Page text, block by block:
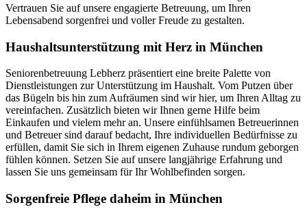
Vertrauen Sie auf unsere engagierte Betreuung, um Ihren
Lebensabend sorgenfrei und voller Freude zu gestalten.
Haushalts­unterstützung mit Herz in München
Seniorenbetreuung Lebherz präsentiert eine breite Palette von
Dienstleistungen zur Unterstützung im Haushalt. Vom Putzen über
das Bügeln bis hin zum Aufräumen sind wir hier, um Ihren Alltag zu
vereinfachen. Zusätzlich bieten wir Ihnen gerne Hilfe beim
Einkaufen und vielem mehr an. Unsere einfühlsamen Betreuerinnen
und Betreuer sind darauf bedacht, Ihre individuellen Bedürfnisse zu
erfüllen, damit Sie sich in Ihrem eigenen Zuhause rundum geborgen
fühlen können. Setzen Sie auf unsere langjährige Erfahrung und
lassen Sie uns gemeinsam für Ihr Wohlbefinden sorgen.
Sorgenfreie Pflege daheim in München